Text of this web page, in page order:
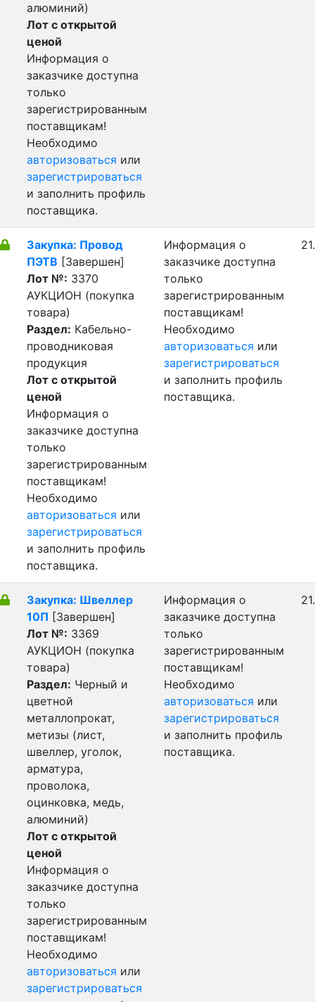
алюминий)
Лот с открытой
ценой
Информация о
заказчике доступна
только
зарегистрированным
поставщикам!
Необходимо
авторизоваться или
зарегистрироваться
и заполнить профиль
поставщика.
Закупка: Провод
ПЭТВ [Завершен]
Лот №: 3370
АУКЦИОН (покупка
товара)
Раздел: Кабельно-
проводниковая
продукция
Лот с открытой
ценой
Информация о
заказчике доступна
только
зарегистрированным
поставщикам!
Необходимо
авторизоваться или
зарегистрироваться
и заполнить профиль
поставщика.
Информация о
заказчике доступна
только
зарегистрированным
поставщикам!
Необходимо
авторизоваться или
зарегистрироваться
и заполнить профиль
поставщика.
Закупка: Швеллер
10П [Завершен]
Лот №: 3369
АУКЦИОН (покупка
товара)
Раздел: Черный и
цветной
металлопрокат,
метизы (лист,
швеллер, уголок,
арматура,
проволока,
оцинковка, медь,
алюминий)
Лот с открытой
ценой
Информация о
заказчике доступна
только
зарегистрированным
поставщикам!
Необходимо
авторизоваться или
зарегистрироваться
Информация о
заказчике доступна
только
зарегистрированным
поставщикам!
Необходимо
авторизоваться или
зарегистрироваться
и заполнить профиль
поставщика.